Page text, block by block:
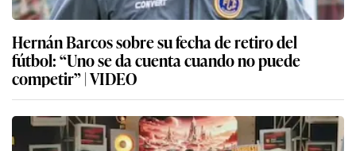
Hernán Barcos sobre su fecha de retiro del
fútbol: “Uno se da cuenta cuando no puede
competir” | VIDEO